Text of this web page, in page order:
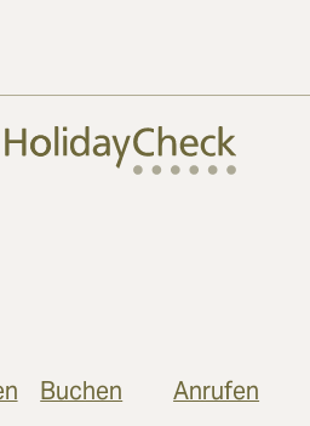
Buchen Anrufen